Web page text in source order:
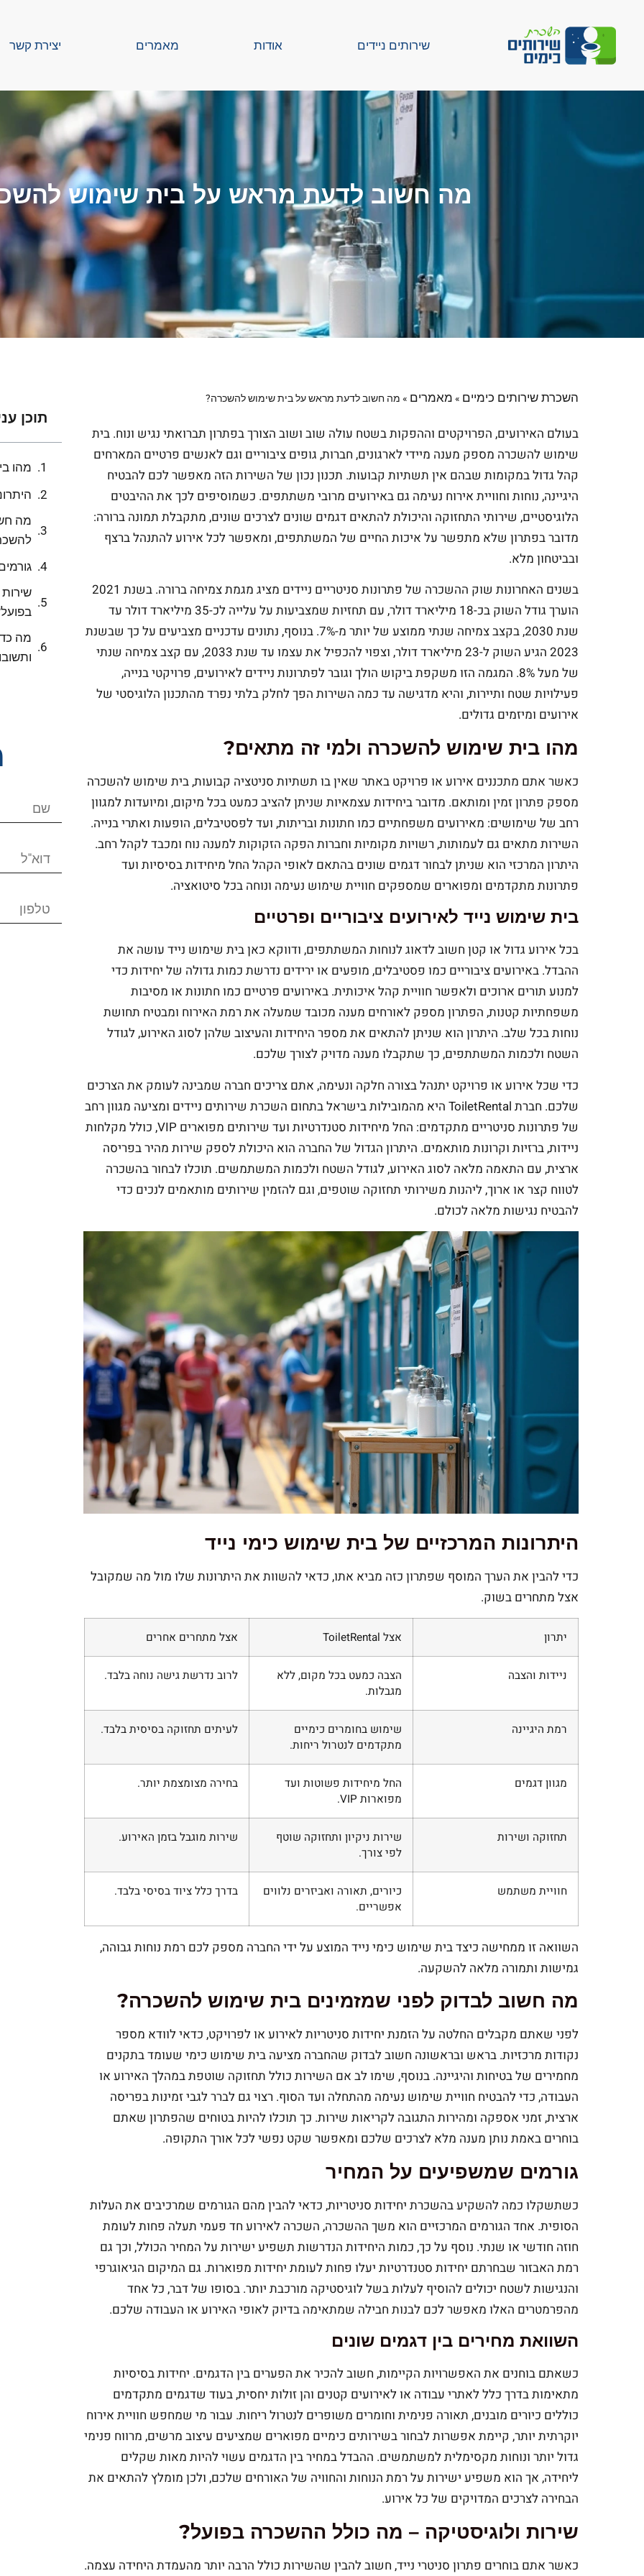
שירותים ניידים אודות מאמרים יצירת קשר
מה חשוב לדעת מראש על בית שימוש
השכרת שירותים כימיים » מאמרים » מה חשוב לדעת מראש על בית שימוש להשכרה?
בעולם האירועים, הפרויקטים וההפקות בשטח עולה שוב ושוב הצורך בפתרון תברואתי נגיש ונוח. בית
שימוש להשכרה מספק מענה מיידי לארגונים, חברות, גופים ציבוריים וגם לאנשים פרטיים המארחים
קהל גדול במקומות שבהם אין תשתיות קבועות. תכנון נכון של השירות הזה מאפשר לכם להבטיח
היגיינה, נוחות וחוויית אירוח נעימה גם באירועים מרובי משתתפים. כשמוסיפים לכך את ההיבטים
הלוגיסטיים, שירותי התחזוקה והיכולת להתאים דגמים שונים לצרכים שונים, מתקבלת תמונה ברורה:
מדובר בפתרון שלא מתפשר על איכות החיים של המשתתפים, ומאפשר לכל אירוע להתנהל ברצף
ובביטחון מלא.
בשנים האחרונות שוק ההשכרה של פתרונות סניטריים ניידים מציג מגמת צמיחה ברורה. בשנת 2021
הוערך גודל השוק בכ-18 מיליארד דולר, עם תחזיות שמצביעות על עלייה לכ-35 מיליארד דולר עד
שנת 2030, בקצב צמיחה שנתי ממוצע של יותר מ-7%. בנוסף, נתונים עדכניים מצביעים על כך שבשנת
2023 הגיע השוק ל-23 מיליארד דולר, וצפוי להכפיל את עצמו עד שנת 2033, עם קצב צמיחה שנתי
של מעל 8%. המגמה הזו משקפת ביקוש הולך וגובר לפתרונות ניידים לאירועים, פרויקטי בנייה,
פעילויות שטח ותיירות, והיא מדגישה עד כמה השירות הפך לחלק בלתי נפרד מהתכנון הלוגיסטי של
אירועים ומיזמים גדולים.
מהו בית שימוש להשכרה ולמי זה מתאים?
כאשר אתם מתכננים אירוע או פרויקט באתר שאין בו תשתיות סניטציה קבועות, בית שימוש להשכרה
מספק פתרון זמין ומותאם. מדובר ביחידות עצמאיות שניתן להציב כמעט בכל מיקום, ומיועדות למגוון
רחב של שימושים: מאירועים משפחתיים כמו חתונות ובריתות, ועד לפסטיבלים, הופעות ואתרי בנייה.
השירות מתאים גם לעמותות, רשויות מקומיות וחברות הפקה הזקוקות למענה נוח ומכבד לקהל רחב.
היתרון המרכזי הוא שניתן לבחור דגמים שונים בהתאם לאופי הקהל החל מיחידות בסיסיות ועד
פתרונות מתקדמים ומפוארים שמספקים חוויית שימוש נעימה ונוחה בכל סיטואציה.
בית שימוש נייד לאירועים ציבוריים ופרטיים
בכל אירוע גדול או קטן חשוב לדאוג לנוחות המשתתפים, ודווקא כאן בית שימוש נייד עושה את
ההבדל. באירועים ציבוריים כמו פסטיבלים, מופעים או ירידים נדרשת כמות גדולה של יחידות כדי
למנוע תורים ארוכים ולאפשר חוויית קהל איכותית. באירועים פרטיים כמו חתונות או מסיבות
משפחתיות קטנות, הפתרון מספק לאורחים מענה מכובד שמעלה את רמת האירוח ומבטיח תחושת
נוחות בכל שלב. היתרון הוא שניתן להתאים את מספר היחידות והעיצוב שלהן לסוג האירוע, לגודל
השטח ולכמות המשתתפים, כך שתקבלו מענה מדויק לצורך שלכם.
כדי שכל אירוע או פרויקט יתנהל בצורה חלקה ונעימה, אתם צריכים חברה שמבינה לעומק את הצרכים
שלכם. חברת ToiletRental היא מהמובילות בישראל בתחום השכרת שירותים ניידים ומציעה מגוון רחב
של פתרונות סניטריים מתקדמים: החל מיחידות סטנדרטיות ועד שירותים מפוארים VIP, כולל מקלחות
ניידות, ברזיות וקרונות מותאמים. היתרון הגדול של החברה הוא היכולת לספק שירות מהיר בפריסה
ארצית, עם התאמה מלאה לסוג האירוע, לגודל השטח ולכמות המשתמשים. תוכלו לבחור בהשכרה
לטווח קצר או ארוך, ליהנות משירותי תחזוקה שוטפים, וגם להזמין שירותים מותאמים לנכים כדי
להבטיח נגישות מלאה לכולם.
היתרונות המרכזיים של בית שימוש כימי נייד
כדי להבין את הערך המוסף שפתרון כזה מביא אתו, כדאי להשוות את היתרונות שלו מול מה שמקובל
אצל מתחרים בשוק.
יתרון אצל ToiletRental אצל מתחרים אחרים
ניידות והצבה
הצבה כמעט בכל מקום, ללא
מגבלות.
לרוב נדרשת גישה נוחה בלבד.
רמת היגיינה
שימוש בחומרים כימיים
מתקדמים לנטרול ריחות.
לעיתים תחזוקה בסיסית בלבד.
מגוון דגמים
החל מיחידות פשוטות ועד
מפוארות VIP.
בחירה מצומצמת יותר.
תחזוקה ושירות
שירות ניקיון ותחזוקה שוטף
לפי צורך.
שירות מוגבל בזמן האירוע.
חוויית משתמש
כיורים, תאורה ואביזרים נלווים
אפשריים.
בדרך כלל ציוד בסיסי בלבד.
השוואה זו ממחישה כיצד בית שימוש כימי נייד המוצע על ידי החברה מספק לכם רמת נוחות גבוהה,
גמישות ותמורה מלאה להשקעה.
מה חשוב לבדוק לפני שמזמינים בית שימוש להשכרה?
לפני שאתם מקבלים החלטה על הזמנת יחידות סניטריות לאירוע או לפרויקט, כדאי לוודא מספר
נקודות מרכזיות. בראש ובראשונה חשוב לבדוק שהחברה מציעה בית שימוש כימי שעומד בתקנים
מחמירים של בטיחות והיגיינה. בנוסף, שימו לב אם השירות כולל תחזוקה שוטפת במהלך האירוע או
העבודה, כדי להבטיח חוויית שימוש נעימה מהתחלה ועד הסוף. רצוי גם לברר לגבי זמינות בפריסה
ארצית, זמני אספקה ומהירות התגובה לקריאות שירות. כך תוכלו להיות בטוחים שהפתרון שאתם
בוחרים באמת נותן מענה מלא לצרכים שלכם ומאפשר שקט נפשי לכל אורך התקופה.
גורמים שמשפיעים על המחיר
כשתשקלו כמה להשקיע בהשכרת יחידות סניטריות, כדאי להבין מהם הגורמים שמרכיבים את העלות
הסופית. אחד הגורמים המרכזיים הוא משך ההשכרה, השכרה לאירוע חד פעמי תעלה פחות לעומת
חוזה חודשי או שנתי. נוסף על כך, כמות היחידות הנדרשות תשפיע ישירות על המחיר הכולל, וכך גם
רמת האבזור שבחרתם יחידות סטנדרטיות יעלו פחות לעומת יחידות מפוארות. גם המיקום הגיאוגרפי
והנגישות לשטח יכולים להוסיף לעלות בשל לוגיסטיקה מורכבת יותר. בסופו של דבר, כל אחד
מהפרמטרים האלו מאפשר לכם לבנות חבילה שמתאימה בדיוק לאופי האירוע או העבודה שלכם.
השוואת מחירים בין דגמים שונים
כשאתם בוחנים את האפשרויות הקיימות, חשוב להכיר את הפערים בין הדגמים. יחידות בסיסיות
מתאימות בדרך כלל לאתרי עבודה או לאירועים קטנים והן זולות יחסית, בעוד שדגמים מתקדמים
כוללים כיורים מובנים, תאורה פנימית וחומרים משופרים לנטרול ריחות. עבור מי שמחפש חוויית אירוח
יוקרתית יותר, קיימת אפשרות לבחור בשירותים כימיים מפוארים שמציעים עיצוב מרשים, מרווח פנימי
גדול יותר ונוחות מקסימלית למשתמשים. ההבדל במחיר בין הדגמים עשוי להיות מאות שקלים
ליחידה, אך הוא משפיע ישירות על רמת הנוחות והחוויה של האורחים שלכם, ולכן מומלץ להתאים את
הבחירה לצרכים המדויקים של כל אירוע.
שירות ולוגיסטיקה – מה כולל ההשכרה בפועל?
כאשר אתם בוחרים פתרון סניטרי נייד, חשוב להבין שהשירות כולל הרבה יותר מהעמדת היחידה עצמה.
תוכן
מהו
מה
מה